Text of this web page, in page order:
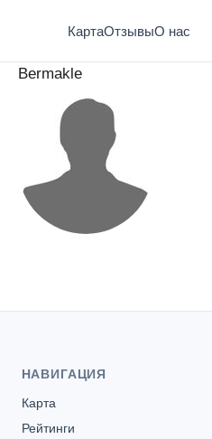
КартаОтзывыО нас
Bermakle
НАВИГАЦИЯ
Карта
Рейтинги